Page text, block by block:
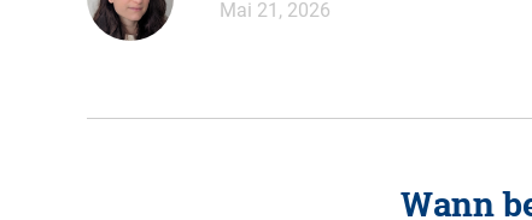
Mai 21, 2026
Wann